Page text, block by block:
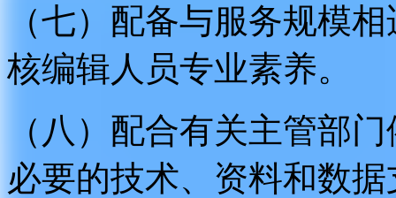
（七）配备与服务规模
核编辑人员专业素养。
（八）配合有关主管部
必要的技术、资料和数